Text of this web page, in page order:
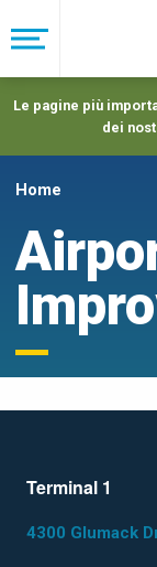
to
main
navigation
Menu
Le pagine più
dei
Home
Terminal 1
4300 Glumack